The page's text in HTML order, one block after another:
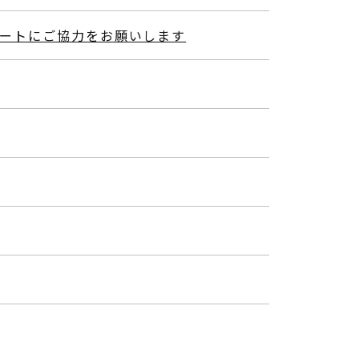
トにご協力をお願いします